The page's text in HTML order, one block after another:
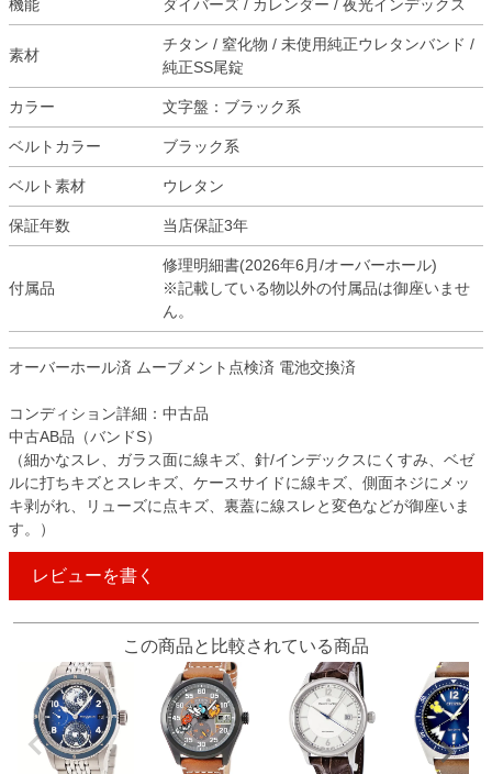
機能 ダイバーズ / カレンダー / 夜光インデックス
素材
チタン / 窒化物 / 未使用純正ウレタンバンド /
純正SS尾錠
カラー 文字盤：ブラック系
ベルトカラー ブラック系
ベルト素材 ウレタン
保証年数 当店保証3年
付属品
修理明細書(2026年6月/オーバーホール)
※記載している物以外の付属品は御座いませ
ん。
オーバーホール済 ムーブメント点検済 電池交換済
コンディション詳細：中古品
中古AB品（バンドS）
（細かなスレ、ガラス面に線キズ、針/インデックスにくすみ、ベゼ
ルに打ちキズとスレキズ、ケースサイドに線キズ、側面ネジにメッ
キ剥がれ、リューズに点キズ、裏蓋に線スレと変色などが御座いま
す。）
レビューを書く
この商品と比較されている商品